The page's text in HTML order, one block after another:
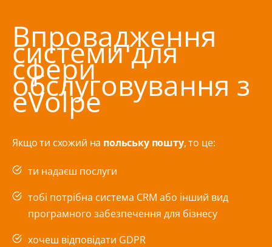
Впровадження
системи для
сфери
обслуговування з
eVolpe
Якщо ти схожий на польську пошту, то це:
ти надаєш послуги
тобі потрібна система CRM або інший вид
програмного забезпечення для бізнесу
хочеш відповідати GDPR